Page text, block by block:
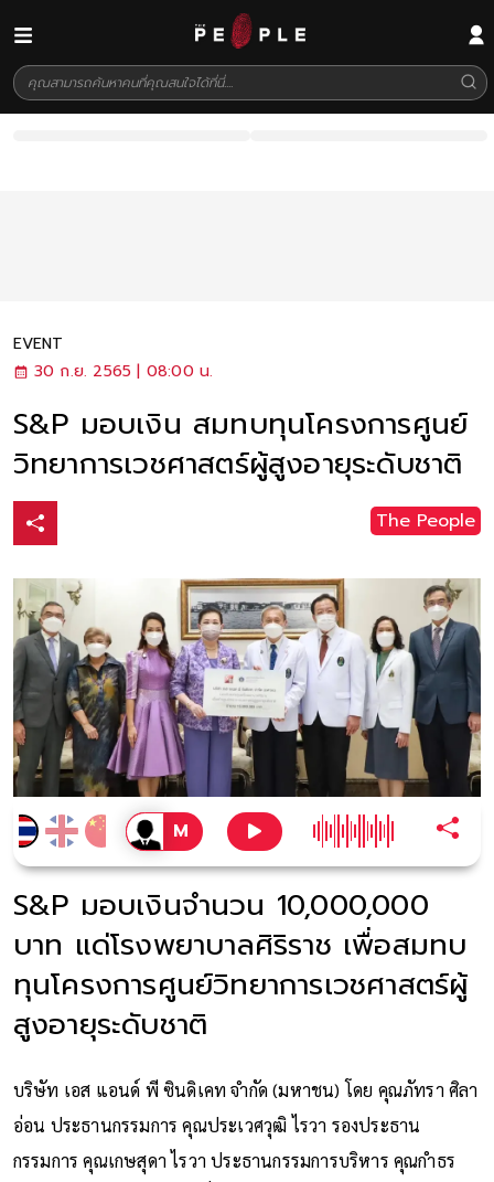
EVENT
30 ก.ย. 2565 | 08:00 น.
S&P มอบเงิน สมทบทุนโครงการศูนย์
วิทยาการเวชศาสตร์ผู้สูงอายุระดับชาติ
The People
S&P มอบเงินจำนวน 10,000,000
บาท แด่โรงพยาบาลศิริราช เพื่อสมทบ
ทุนโครงการศูนย์วิทยาการเวชศาสตร์ผู้
สูงอายุระดับชาติ
บริษัท เอส แอนด์ พี ซินดิเคท จำกัด (มหาชน) โดย คุณภัทรา ศิลา
อ่อน ประธานกรรมการ คุณประเวศวุฒิ ไรวา รองประธาน
กรรมการ คุณเกษสุดา ไรวา ประธานกรรมการบริหาร คุณกำธร